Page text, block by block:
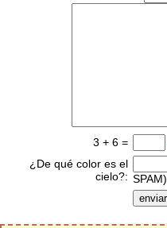
3 + 6 =
¿De qué color es el
cielo?: SPAM)